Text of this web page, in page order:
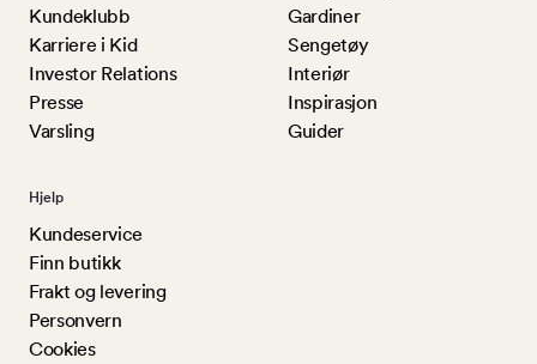
Kundeklubb
Karriere i Kid
Investor Relations
Presse
Varsling
Gardiner
Sengetøy
Interiør
Inspirasjon
Guider
Hjelp
Kundeservice
Finn butikk
Frakt og levering
Personvern
Cookies